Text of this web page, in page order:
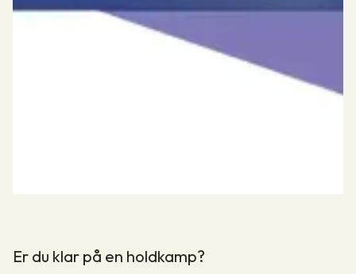
Er du klar på en holdkamp?